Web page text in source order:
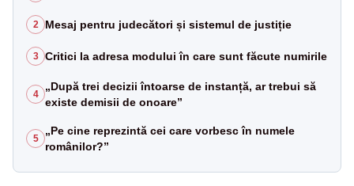
2 Mesaj pentru judecători și sistemul de justiție
3 Critici la adresa modului în care sunt făcute numirile
4
„După trei decizii întoarse de instanță, ar trebui să
existe demisii de onoare”
5
„Pe cine reprezintă cei care vorbesc în numele
românilor?”